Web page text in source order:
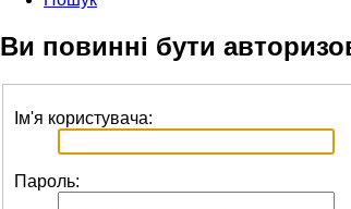
Ви повинні бути
Ім'я користувача:
Пароль: